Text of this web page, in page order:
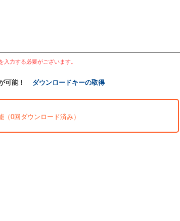
入力する必要がございます。
可能！ ダウンロードキーの取得
（0回ダウンロード済み）